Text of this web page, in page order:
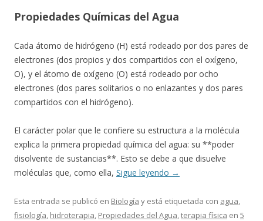
Propiedades Químicas del Agua
Cada átomo de hidrógeno (H) está rodeado por dos pares de
electrones (dos propios y dos compartidos con el oxígeno,
O), y el átomo de oxígeno (O) está rodeado por ocho
electrones (dos pares solitarios o no enlazantes y dos pares
compartidos con el hidrógeno).
El carácter polar que le confiere su estructura a la molécula
explica la primera propiedad química del agua: su **poder
disolvente de sustancias**. Esto se debe a que disuelve
moléculas que, como ella, Sigue leyendo →
Esta entrada se publicó en Biología y está etiquetada con agua,
fisiología, hidroterapia, Propiedades del Agua,terapia física en 5